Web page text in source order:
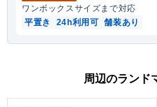
ワンボックスサイズまで対応
平置き
24h利用可 舗装あり
周辺のランド